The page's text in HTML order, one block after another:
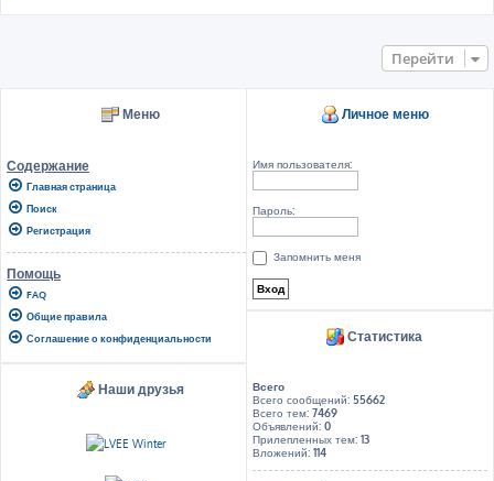
Перейти
Меню
Содержание
Главная страница
Поиск
Регистрация
Помощь
FAQ
Общие правила
Соглашение о конфиденциальности
Наши друзья
Личное меню
Имя пользователя:
Пароль:
Запомнить меня
Статистика
Всего
Всего сообщений:55662
Всего тем:7469
Объявлений:0
Прилепленных тем:13
Вложений:114